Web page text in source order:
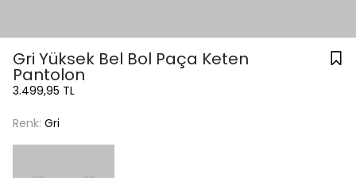
Gri Yüksek Bel Bol Paça Keten
Pantolon
3.499,95 TL
Renk: Gri